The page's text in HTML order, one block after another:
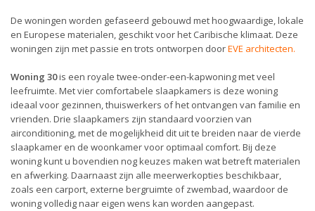
De woningen worden gefaseerd gebouwd met hoogwaardige, lokale
en Europese materialen, geschikt voor het Caribische klimaat. Deze
woningen zijn met passie en trots ontworpen doorEVE architecten.
Woning 30is een royale twee-onder-een-kapwoning met veel
leefruimte. Met vier comfortabele slaapkamers is deze woning
ideaal voor gezinnen, thuiswerkers of het ontvangen van familie en
vrienden. Drie slaapkamers zijn standaard voorzien van
airconditioning, met de mogelijkheid dit uit te breiden naar de vierde
slaapkamer en de woonkamer voor optimaal comfort. Bij deze
woning kunt u bovendien nog keuzes maken wat betreft materialen
en afwerking. Daarnaast zijn alle meerwerkopties beschikbaar,
zoals een carport, externe bergruimte of zwembad, waardoor de
woning volledig naar eigen wens kan worden aangepast.